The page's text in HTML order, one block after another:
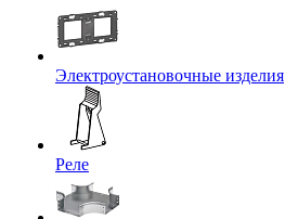
Электроустановочные изделия
Реле